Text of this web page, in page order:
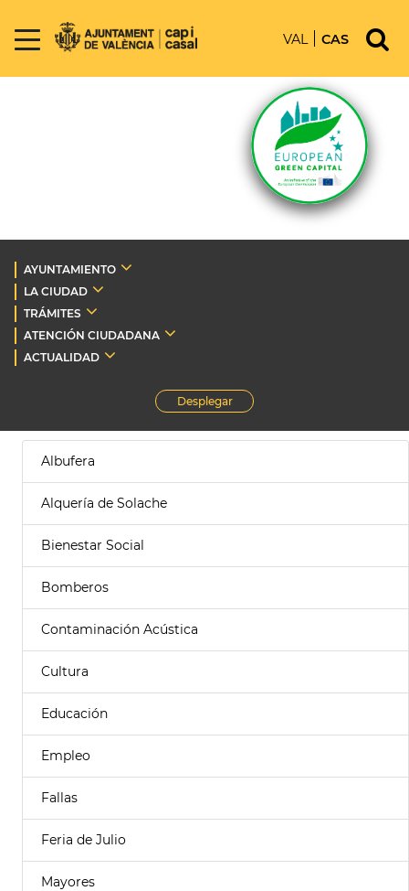
VAL CAS
AYUNTAMIENTO
LA CIUDAD
TRÁMITES
ATENCIÓN CIUDADANA
ACTUALIDAD
Desplegar
Albufera
Alquería de Solache
Bienestar Social
Bomberos
Contaminación Acústica
Cultura
Educación
Empleo
Fallas
Feria de Julio
Mayores